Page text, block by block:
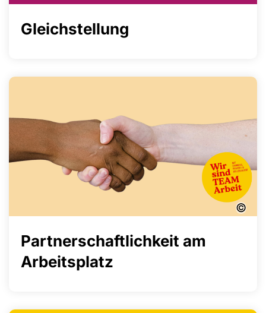
Gleichstellung
©
Partnerschaft­lichkeit am
Arbeitsplatz